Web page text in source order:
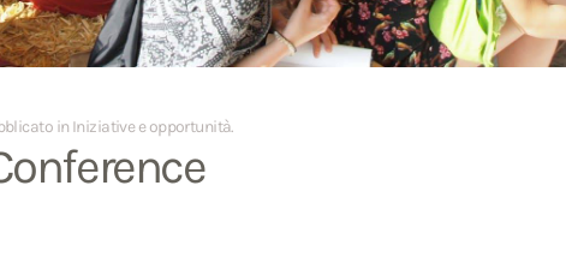
in Iniziative e opportunità.